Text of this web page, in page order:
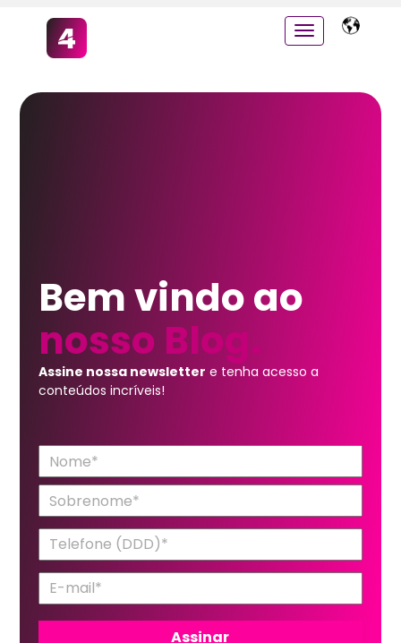
Bem vindo ao
nosso Blog.
Assine nossa newsletter e tenha acesso a
conteúdos incríveis!